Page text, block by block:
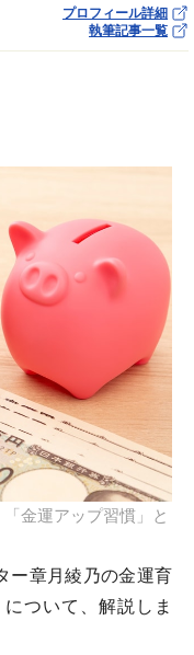
プロフィール詳細
執筆記事一覧
金運アップ習慣」と
ー章月綾乃の金運育
ついて、解説しま